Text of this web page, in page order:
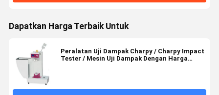
Dapatkan Harga Terbaik Untuk
Peralatan Uji Dampak Charpy / Charpy Impact
Tester / Mesin Uji Dampak Dengan Harga